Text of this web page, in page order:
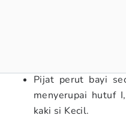
Pijat perut bayi
menyerupai hutuf
kaki si Kecil.